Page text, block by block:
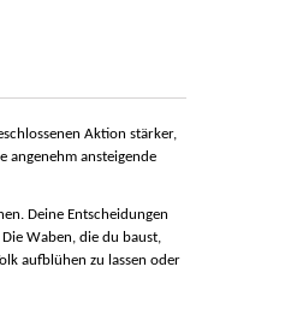
Aktion stärker,
angenehm ansteigende
Deine Entscheidungen
Waben, die du baust,
aufblühen zu lassen oder